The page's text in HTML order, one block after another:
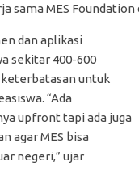
MES Foundation
dan aplikasi
sekitar 400-600
untuk
“Ada
upfront tapi ada juga
agar MES bisa
negeri,” ujar